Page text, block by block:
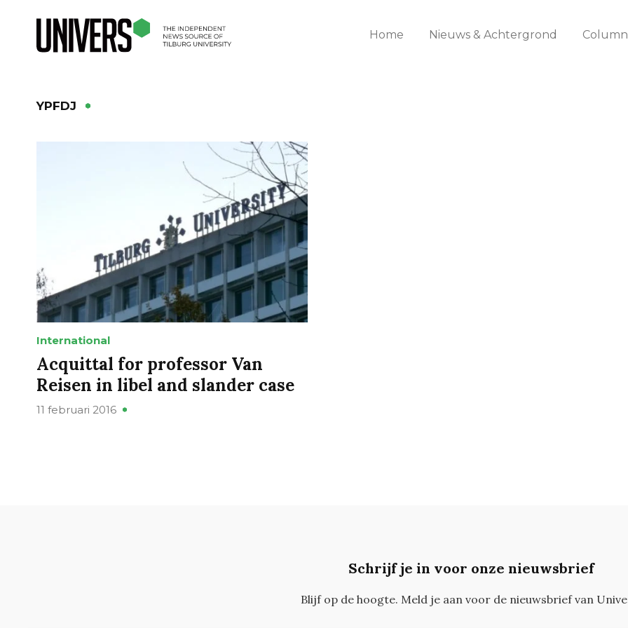
Home Nieuws & Achtergrond
YPFDJ
International
Acquittal for professor Van
Reisen in libel and slander case
11 februari 2016
Schrijf je in voor onze nieuwsbrief
Blijf op de hoogte. Meld je aan voor de nieuwsbrief van